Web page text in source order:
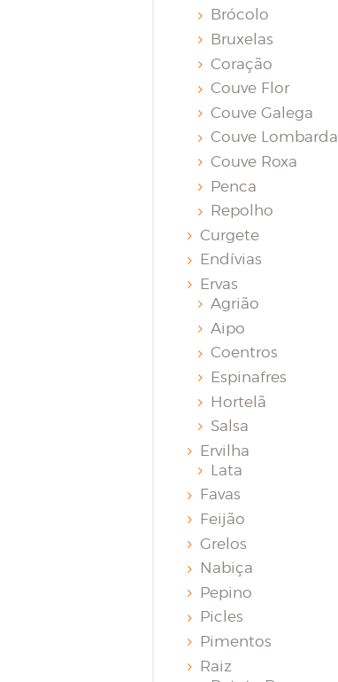
Brócolo
Bruxelas
Coração
Couve Flor
Couve Galega
Couve Lombarda
Couve Roxa
Penca
Repolho
Curgete
Endívias
Ervas
Agrião
Aipo
Coentros
Espinafres
Hortelã
Salsa
Ervilha
Lata
Favas
Feijão
Grelos
Nabiça
Pepino
Picles
Pimentos
Raiz